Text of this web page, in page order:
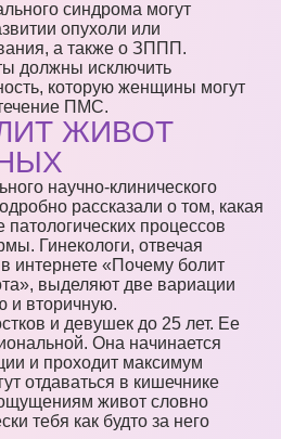
синдрома могут
опухоли или
а также о ЗППП.
должны исключить
которую женщины могут
ПМС.
ЖИВОТ
научно-клинического
рассказали о том, какая
процессов
Гинекологи, отвечая
интернете «Почему болит
выделяют две вариации
и вторичную.
и девушек до 25 лет. Ее
Она начинается
и проходит максимум
отдаваться в кишечнике
живот словно
тебя как будто за него